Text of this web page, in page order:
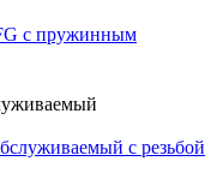
с пружинным
с резьбой